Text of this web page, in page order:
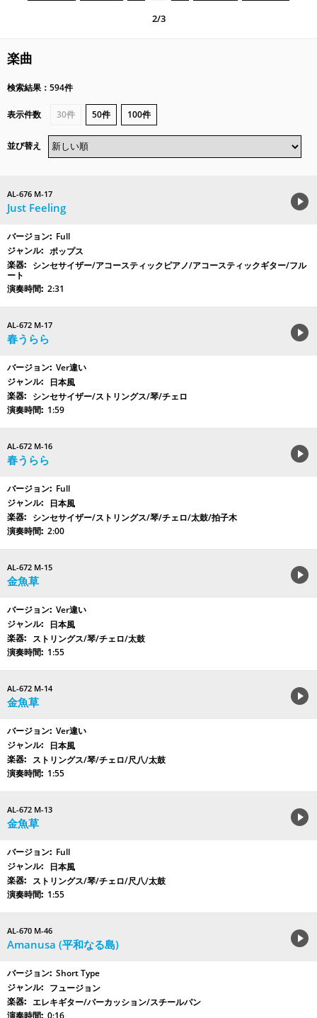
2/3
楽曲
検索結果：594件
表示件数 30件 50件 100件
並び替え
AL-676 M-17
Just Feeling
Full
ポップス
シンセサイザー/アコースティックピアノ/アコースティックギター/フル
ート
2:31
AL-672 M-17
春うらら
Ver違い
日本風
シンセサイザー/ストリングス/琴/チェロ
1:59
AL-672 M-16
春うらら
Full
日本風
シンセサイザー/ストリングス/琴/チェロ/太鼓/拍子木
2:00
AL-672 M-15
金魚草
Ver違い
日本風
ストリングス/琴/チェロ/太鼓
1:55
AL-672 M-14
金魚草
Ver違い
日本風
ストリングス/琴/チェロ/尺八/太鼓
1:55
AL-672 M-13
金魚草
Full
日本風
ストリングス/琴/チェロ/尺八/太鼓
1:55
AL-670 M-46
Amanusa (平和なる島)
Short Type
フュージョン
エレキギター/パーカッション/スチールパン